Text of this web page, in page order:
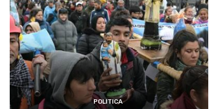
POLITICA